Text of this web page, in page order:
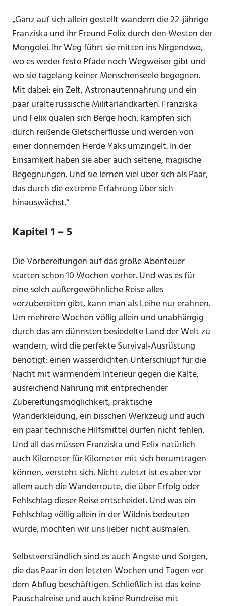
„Ganz auf sich allein gestellt wandern die 22-jährige
Franziska und ihr Freund Felix durch den Westen der
Mongolei. Ihr Weg führt sie mitten ins Nirgendwo,
wo es weder feste Pfade noch Wegweiser gibt und
wo sie tagelang keiner Menschenseele begegnen.
Mit dabei: ein Zelt, Astronautennahrung und ein
paar uralte russische Militärlandkarten. Franziska
und Felix quälen sich Berge hoch, kämpfen sich
durch reißende Gletscherflüsse und werden von
einer donnernden Herde Yaks umzingelt. In der
Einsamkeit haben sie aber auch seltene, magische
Begegnungen. Und sie lernen viel über sich als Paar,
das durch die extreme Erfahrung über sich
hinauswächst.“
Kapitel 1 – 5
Die Vorbereitungen auf das große Abenteuer
starten schon 10 Wochen vorher. Und was es für
eine solch außergewöhnliche Reise alles
vorzubereiten gibt, kann man als Leihe nur erahnen.
Um mehrere Wochen völlig allein und unabhängig
durch das am dünnsten besiedelte Land der Welt zu
wandern, wird die perfekte Survival-Ausrüstung
benötigt: einen wasserdichten Unterschlupf für die
Nacht mit wärmendem Interieur gegen die Kälte,
ausreichend Nahrung mit entprechender
Zubereitungsmöglichkeit, praktische
Wanderkleidung, ein bisschen Werkzeug und auch
ein paar technische Hilfsmittel dürfen nicht fehlen.
Und all das müssen Franziska und Felix natürlich
auch Kilometer für Kilometer mit sich herumtragen
können, versteht sich. Nicht zuletzt ist es aber vor
allem auch die Wanderroute, die über Erfolg oder
Fehlschlag dieser Reise entscheidet. Und was ein
Fehlschlag völlig allein in der Wildnis bedeuten
würde, möchten wir uns lieber nicht ausmalen.
Selbstverständlich sind es auch Ängste und Sorgen,
die das Paar in den letzten Wochen und Tagen vor
dem Abflug beschäftigen. Schließlich ist das keine
Pauschalreise und auch keine Rundreise mit